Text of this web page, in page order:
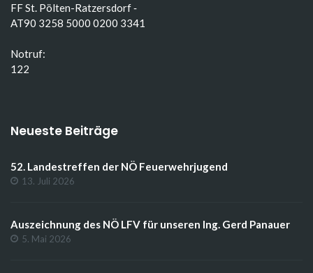
FF St. Pölten-Ratzersdorf ‑
AT90 3258 5000 0200 3341
Notruf:
122
Neueste Beiträge
52. Landestreffen der NÖ Feuerwehrjugend
13. Juli 2026
Auszeichnung des NÖ LFV für unseren Ing. Gerd Panauer
5. Mai 2026